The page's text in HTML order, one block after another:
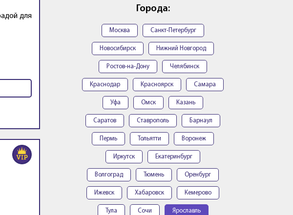
для
Города:
Москва Санкт-Петербург
Новосибирск Нижний Новгород
Ростов-на-Дону Челябинск
Краснодар Красноярск Самара
Уфа Омск Казань
Саратов Ставрополь Барнаул
Пермь Тольятти Воронеж
Иркутск Екатеринбург
Волгоград Тюмень Оренбург
Ижевск Хабаровск Кемерово
Тула Сочи Ярославль